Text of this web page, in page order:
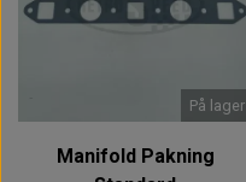
På lager
Manifold Pakning